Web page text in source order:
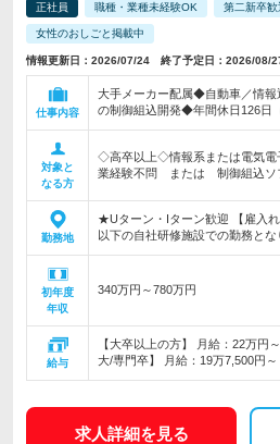
正社員 職種・業種未経験OK 第二新卒歓
女性のおしごと掲載中
情報更新日：2026/07/24 終了予定日：2026/08/
仕事内容
大手メーカー配属◆自動車／情報
の制御組込開発◆年間休日126日
対象と
なる方
◇高卒以上◇情報系または電気
業経験不問 または 制御組込ソ
勤務地
★Uターン・Iターン歓迎 【雇入
以下の自社研修施設での勤務とな
初年度
年収
340万円～780万円
給与
【大卒以上の方】 月給：22万円
大/専門卒】 月給：19万7,500円
求人詳細を見る